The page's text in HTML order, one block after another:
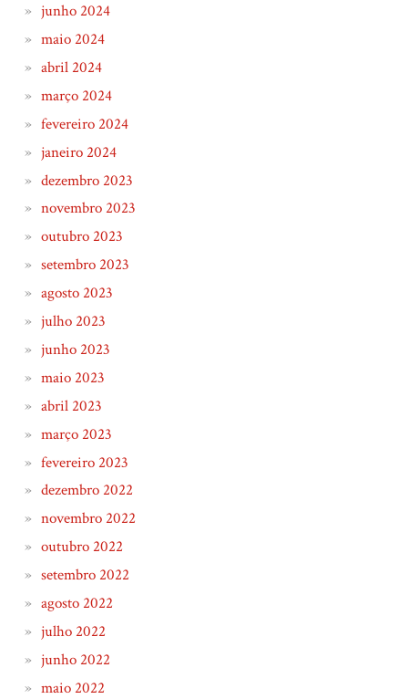
junho 2024
maio 2024
abril 2024
março 2024
fevereiro 2024
janeiro 2024
dezembro 2023
novembro 2023
outubro 2023
setembro 2023
agosto 2023
julho 2023
junho 2023
maio 2023
abril 2023
março 2023
fevereiro 2023
dezembro 2022
novembro 2022
outubro 2022
setembro 2022
agosto 2022
julho 2022
junho 2022
maio 2022